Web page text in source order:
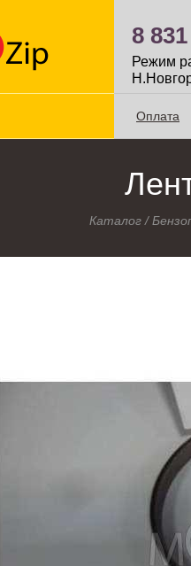
8
Режим
Оплата
Каталог /